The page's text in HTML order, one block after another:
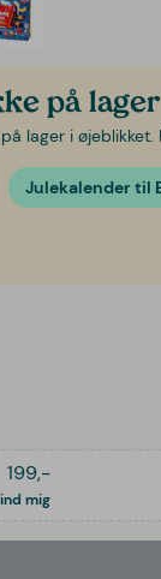
på lager
lager i
Julekalender til
199,-
mig